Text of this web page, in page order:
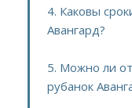
4. Каковы
Авангард?
5. Можно ли
рубанок